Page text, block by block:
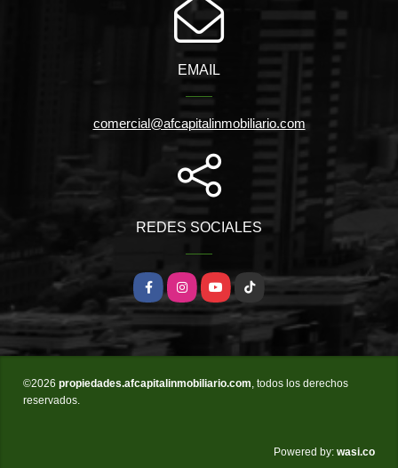
EMAIL
comercial@afcapitalinmobiliario.com
REDES SOCIALES
FacebookInstagramYouTubeTikTok
©2026 propiedades.afcapitalinmobiliario.com, todos los derechos
reservados.
Powered by: wasi.co